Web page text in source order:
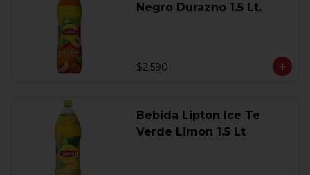
Negro Durazno 1.5 Lt.
$2.590
Bebida Lipton Ice Te
Verde Limon 1.5 Lt